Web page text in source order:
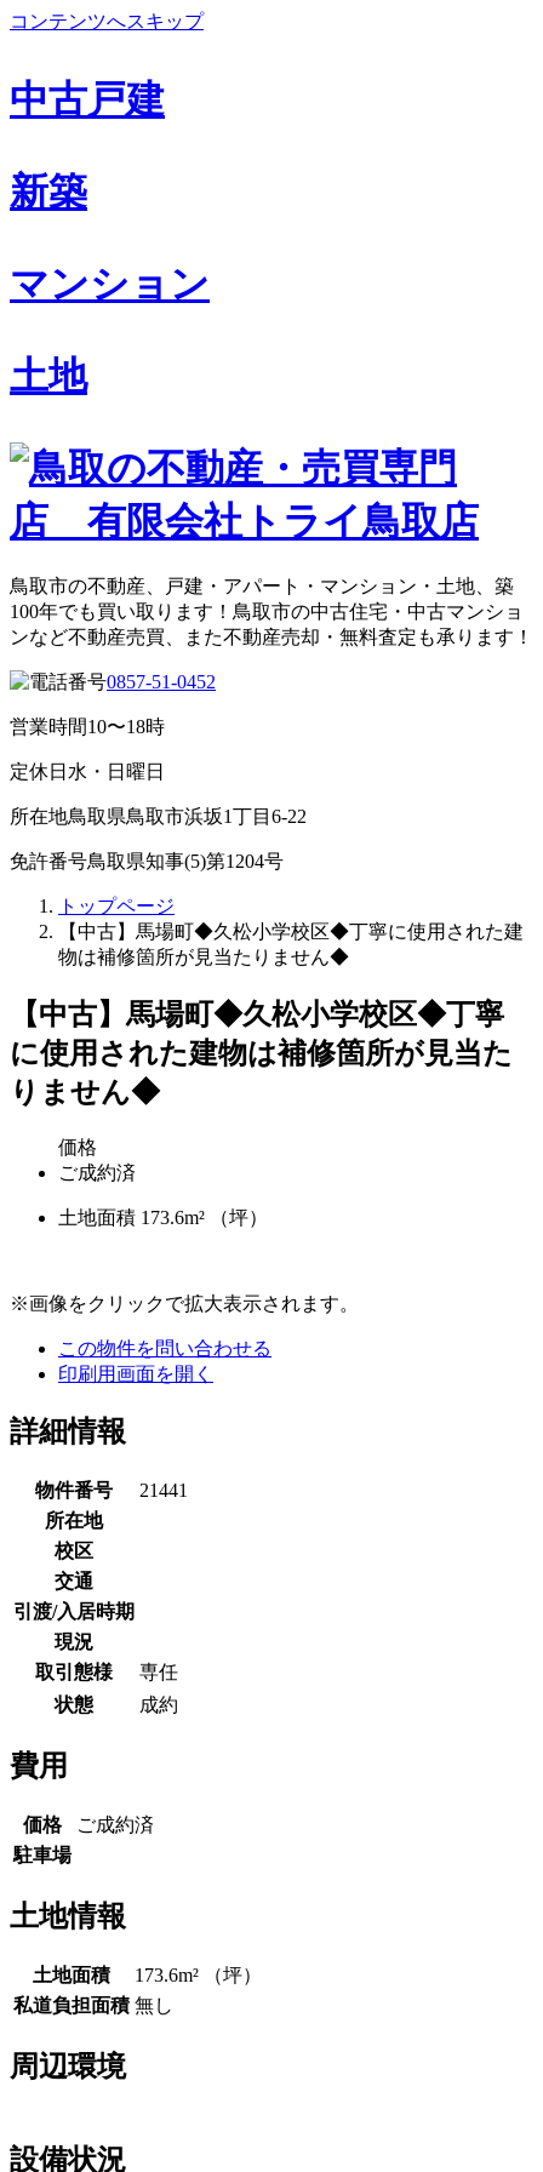
コンテンツへスキップ
中古戸建
新築
マンション
土地
鳥取市の不動産、戸建・アパート・マンション・土地、築
100年でも買い取ります！鳥取市の中古住宅・中古マンショ
ンなど不動産売買、また不動産売却・無料査定も承ります！
0857-51-0452
営業時間10〜18時
定休日 水・日曜日
所在地鳥取県鳥取市浜坂1丁目6-22
免許番号鳥取県知事(5)第1204号
トップページ
【中古】馬場町◆久松小学校区◆丁寧に使用された建
物は補修箇所が見当たりません◆
【中古】馬場町◆久松小学校区◆丁寧
に使用された建物は補修箇所が見当た
りません◆
価格
ご成約済
土地面積 173.6m² （坪）
※画像をクリックで拡大表示されます。
この物件を問い合わせる
印刷用画面を開く
詳細情報
物件番号
21441
所在地
校区
交通
引渡/入居時期
現況
取引態様
専任
状態
成約
費用
価格
ご成約済
駐車場
土地情報
土地面積
173.6m² （坪）
私道負担面積 無し
周辺環境
設備状況